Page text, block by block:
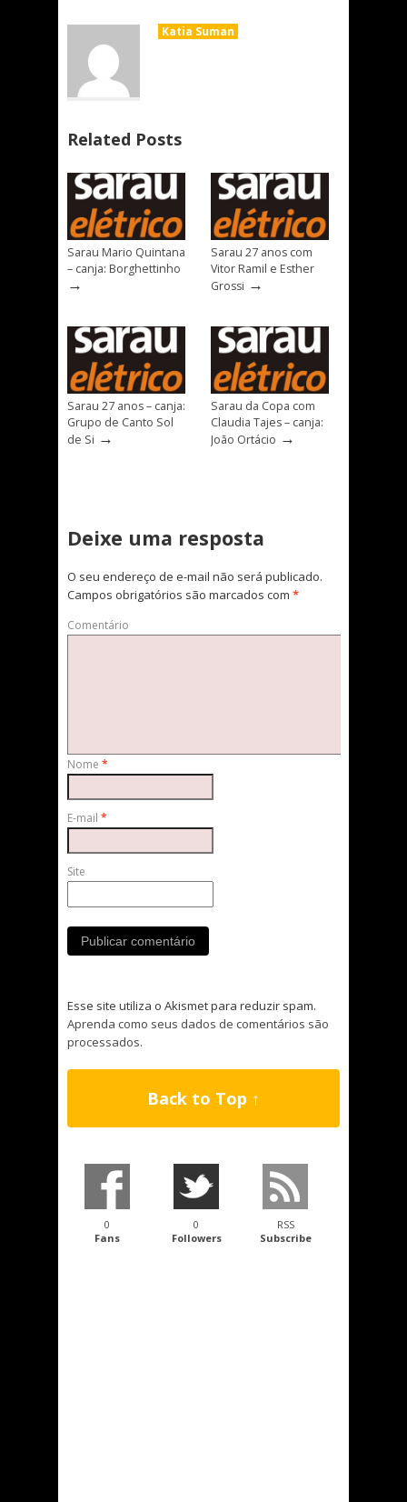
Katia Suman
Related Posts
Sarau Mario Quintana
– canja: Borghettinho
→
Sarau 27 anos com
Vitor Ramil e Esther
Grossi →
Sarau 27 anos – canja:
Grupo de Canto Sol
de Si →
Sarau da Copa com
Claudia Tajes – canja:
João Ortácio →
Deixe uma resposta
O seu endereço de e-mail não será publicado.
Campos obrigatórios são marcados com *
Comentário
Nome *
E-mail *
Site
Esse site utiliza o Akismet para reduzir spam.
Aprenda como seus dados de comentários são
processados.
Back to Top ↑
0
Fans
0
Followers
RSS
Subscribe